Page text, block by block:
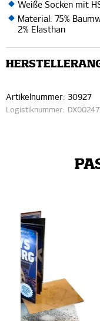
Weiße Socken mit
Material: 75%
2% Elasthan
Artikelnummer: 30927
Logistiknummer: